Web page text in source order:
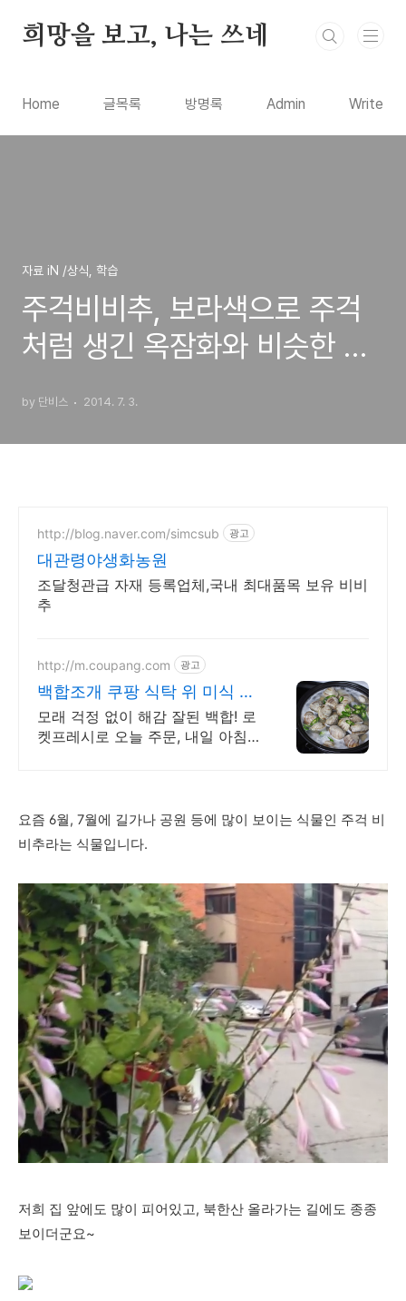
희망을 보고, 나는 쓰네
Home 글목록 방명록 Admin Write
자료 iN /상식, 학습
주걱비비추, 보라색으로 주걱
처럼 생긴 옥잠화와 비슷한 백
by 단비스 2014. 7. 3.
http://blog.naver.com/simcsub 광고
대관령야생화농원
조달청관급 자재 등록업체,국내 최대품목 보유 비비
추
http://m.coupang.com 광고
백합조개 쿠팡 식탁 위 미식 경
험
모래 걱정 없이 해감 잘된 백합! 로
켓프레시로 오늘 주문, 내일 아침
요즘 6월, 7월에 길가나 공원 등에 많이 보이는 식물인 주걱 비
비추라는 식물입니다.
저희 집 앞에도 많이 피어있고, 북한산 올라가는 길에도 종종
보이더군요~